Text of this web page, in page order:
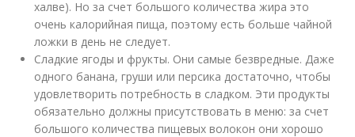
халве). Но за счет большого количества жира это
очень калорийная пища, поэтому есть больше чайной
ложки в день не следует.
Сладкие ягоды и фрукты. Они самые безвредные. Даже
одного банана, груши или персика достаточно, чтобы
удовлетворить потребность в сладком. Эти продукты
обязательно должны присутствовать в меню: за счет
большого количества пищевых волокон они хорошо